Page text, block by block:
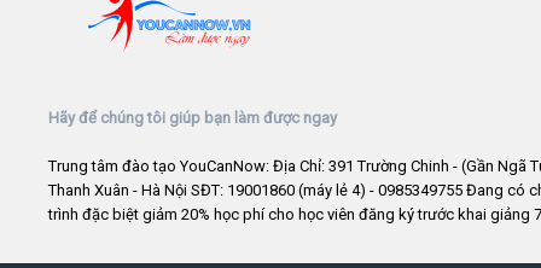
Hãy để chúng tôi giúp bạn làm được ngay
Trung tâm đào tạo YouCanNow: Địa Chỉ: 391 Trường Chinh - (Gần Ngã
Thanh Xuân - Hà Nội SĐT: 19001860 (máy lẻ 4) - 0985349755 Đang có
trình đặc biệt giảm 20% học phí cho học viên đăng ký trước khai giảng